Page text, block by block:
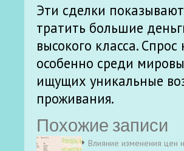
Эти сделки
тратить большие
высокого класса.
особенно среди
ищущих уникальные
проживания.
Похожие записи
Влияние изменения цен